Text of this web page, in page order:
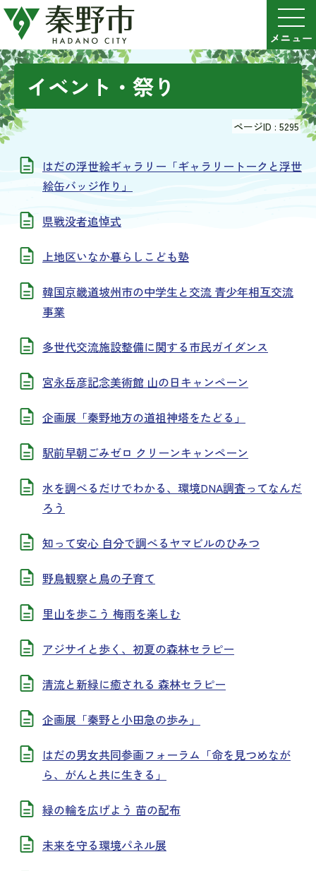
イベント・祭り
ページID : 5295
はだの浮世絵ギャラリー「ギャラリートークと浮世
絵缶バッジ作り」
県戦没者追悼式
上地区いなか暮らしこども塾
韓国京畿道坡州市の中学生と交流 青少年相互交流
事業
多世代交流施設整備に関する市民ガイダンス
宮永岳彦記念美術館 山の日キャンペーン
企画展「秦野地方の道祖神塔をたどる」
駅前早朝ごみゼロ クリーンキャンペーン
水を調べるだけでわかる、環境DNA調査ってなんだ
ろう
知って安心 自分で調べるヤマビルのひみつ
野鳥観察と鳥の子育て
里山を歩こう 梅雨を楽しむ
アジサイと歩く、初夏の森林セラピー
清流と新緑に癒される 森林セラピー
企画展「秦野と小田急の歩み」
はだの男女共同参画フォーラム「命を見つめなが
ら、がんと共に生きる」
緑の輪を広げよう 苗の配布
未来を守る環境パネル展